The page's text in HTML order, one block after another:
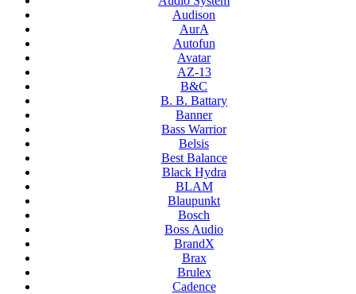
Audison
AurA
Autofun
Avatar
AZ-13
B&C
B. B. Battary
Banner
Bass Warrior
Belsis
Best Balance
Black Hydra
BLAM
Blaupunkt
Bosch
Boss Audio
BrandX
Brax
Brulex
Cadence